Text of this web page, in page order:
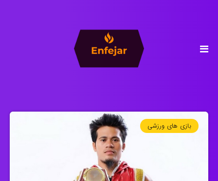
بازی های ورزشی